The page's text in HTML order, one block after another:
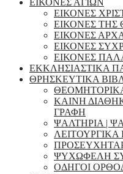
ΕΙΚΟΝΕΣ
ΕΙΚΟΝΕΣ
ΕΙΚΟΝΕΣ
ΕΙΚΟΝΕΣ
ΕΙΚΟΝΕΣ
ΕΚΚΛΗΣΙΑΣΤΙΚΑ
ΘΡΗΣΚΕΥΤΙΚΑ
ΚΑΙΝΗ
ΓΡΑΦΗ
ΨΑΛΤΗΡΙΑ |
ΛΕΙΤΟΥΡΓΙΚΑ
ΨΥΧΩΦΕΛΗ
ΟΔΗΓΟΙ